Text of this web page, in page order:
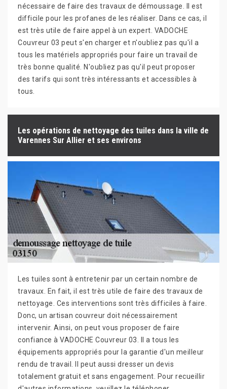
nécessaire de faire des travaux de démoussage. Il est
difficile pour les profanes de les réaliser. Dans ce cas, il
est très utile de faire appel à un expert. VADOCHE
Couvreur 03 peut s'en charger et n'oubliez pas qu'il a
tous les matériels appropriés pour faire un travail de
très bonne qualité. N'oubliez pas qu'il peut proposer
des tarifs qui sont très intéressants et accessibles à
tous.
Les opérations de nettoyage des tuiles dans la ville de
Varennes Sur Allier et ses environs
Les tuiles sont à entretenir par un certain nombre de
travaux. En fait, il est très utile de faire des travaux de
nettoyage. Ces interventions sont très difficiles à faire.
Donc, un artisan couvreur doit nécessairement
intervenir. Ainsi, on peut vous proposer de faire
confiance à VADOCHE Couvreur 03. Il a tous les
équipements appropriés pour la garantie d'un meilleur
rendu de travail. Il peut aussi dresser un devis
totalement gratuit et sans engagement. Pour recueillir